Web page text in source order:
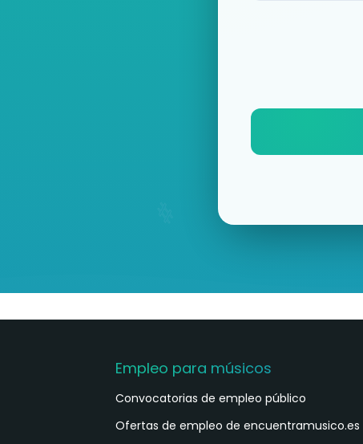
Empleo para músicos
Convocatorias de empleo público
Ofertas de empleo de encuentramusico.es